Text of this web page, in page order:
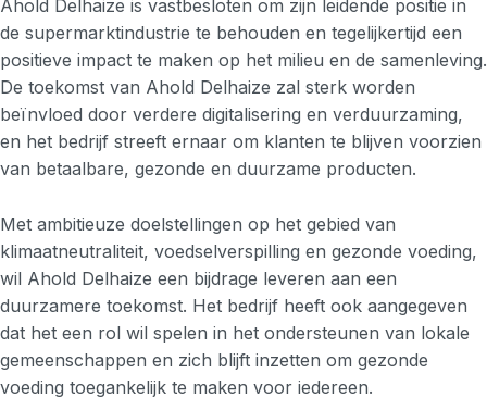
Ahold Delhaize is vastbesloten om zijn leidende positie in
de supermarktindustrie te behouden en tegelijkertijd een
positieve impact te maken op het milieu en de samenleving.
De toekomst van Ahold Delhaize zal sterk worden
beïnvloed door verdere digitalisering en verduurzaming,
en het bedrijf streeft ernaar om klanten te blijven voorzien
van betaalbare, gezonde en duurzame producten.
Met ambitieuze doelstellingen op het gebied van
klimaatneutraliteit, voedselverspilling en gezonde voeding,
wil Ahold Delhaize een bijdrage leveren aan een
duurzamere toekomst. Het bedrijf heeft ook aangegeven
dat het een rol wil spelen in het ondersteunen van lokale
gemeenschappen en zich blijft inzetten om gezonde
voeding toegankelijk te maken voor iedereen.